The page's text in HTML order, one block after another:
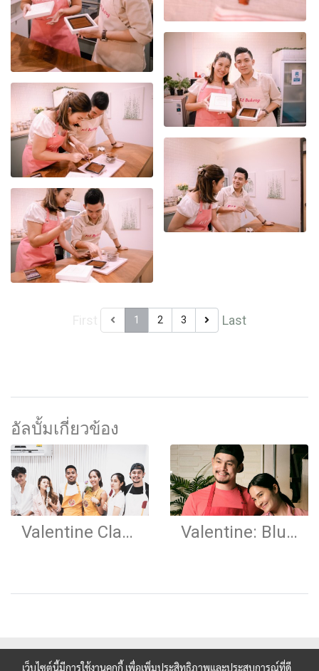
1 2 3 Last
อัลบั้มเกี่ยวข้อง
Valentine Class Valentine: Blushing Strawberry Cake
เว็บไซต์นี้มีการใช้งานคุกกี้ เพื่อเพิ่มประสิทธิภาพและประสบการณ์ที่ดี